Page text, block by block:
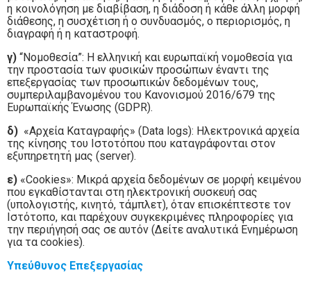
η κοινολόγηση με διαβίβαση, η διάδοση ή κάθε άλλη μορφή
διάθεσης, η συσχέτιση ή ο συνδυασμός, ο περιορισμός, η
διαγραφή ή η καταστροφή.
γ) “Νομοθεσία”: Η ελληνική και ευρωπαϊκή νομοθεσία για
την προστασία των φυσικών προσώπων έναντι της
επεξεργασίας των προσωπικών δεδομένων τους,
συμπεριλαμβανομένου του Κανονισμού 2016/679 της
Ευρωπαϊκής Ένωσης (GDPR).
δ) «Αρχεία Καταγραφής» (Data logs): Ηλεκτρονικά αρχεία
της κίνησης του Ιστοτόπου που καταγράφονται στον
εξυπηρετητή μας (server).
ε) «Cookies»: Μικρά αρχεία δεδομένων σε μορφή κειμένου
που εγκαθίστανται στη ηλεκτρονική συσκευή σας
(υπολογιστής, κινητό, τάμπλετ), όταν επισκέπτεστε τον
Ιστότοπο, και παρέχουν συγκεκριμένες πληροφορίες για
την περιήγησή σας σε αυτόν (Δείτε αναλυτικά Ενημέρωση
για τα cookies).
Υπεύθυνος Επεξεργασίας